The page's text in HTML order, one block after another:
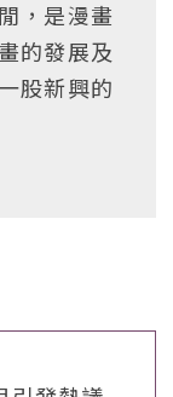
，是漫畫
的發展及
股新興的